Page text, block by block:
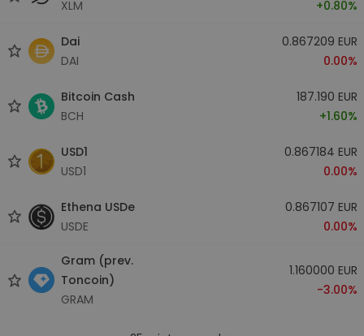
XLM
+0.80%
Dai
DAI
0.867209 EUR
0.00%
Bitcoin Cash
BCH
187.190 EUR
+1.60%
USD1
USD1
0.867184 EUR
0.00%
Ethena USDe
USDE
0.867107 EUR
0.00%
Gram (prev.
Toncoin)
GRAM
1.160000 EUR
-3.00%